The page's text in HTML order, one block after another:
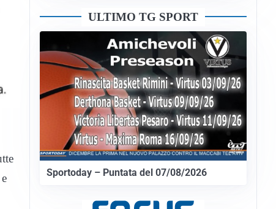
ULTIMO TG SPORT
Sportoday – Puntata del 07/08/2026